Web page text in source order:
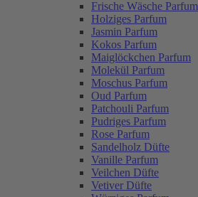
Frische Wäsche Parfum
Holziges Parfum
Jasmin Parfum
Kokos Parfum
Maiglöckchen Parfum
Molekül Parfum
Moschus Parfum
Oud Parfum
Patchouli Parfum
Pudriges Parfum
Rose Parfum
Sandelholz Düfte
Vanille Parfum
Veilchen Düfte
Vetiver Düfte